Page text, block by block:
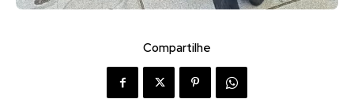
Compartilhe